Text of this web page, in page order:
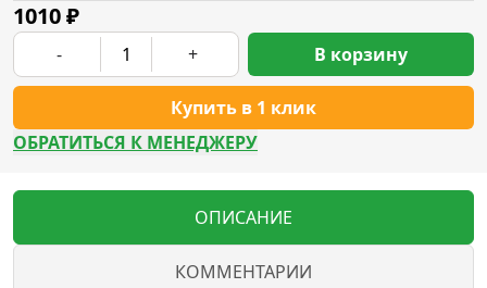
1010₽
- +
Купить в 1 клик
В корзину
ОБРАТИТЬСЯ К МЕНЕДЖЕРУ
ОПИСАНИЕ
КОММЕНТАРИИ